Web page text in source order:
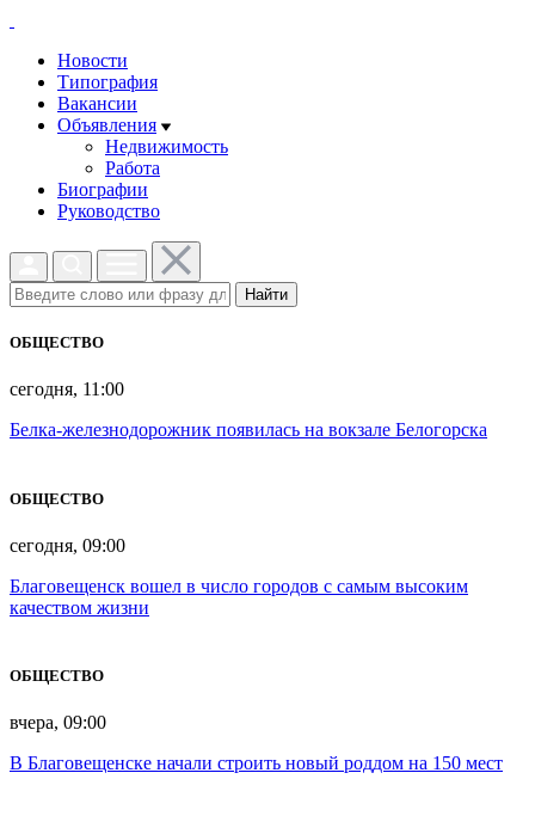
Новости
Типография
Вакансии
Объявления
Недвижимость
Работа
Биографии
Руководство
Найти
ОБЩЕСТВО
сегодня, 11:00
Белка-железнодорожник появилась на вокзале Белогорска
ОБЩЕСТВО
сегодня, 09:00
Благовещенск вошел в число городов с самым высоким
качеством жизни
ОБЩЕСТВО
вчера, 09:00
В Благовещенске начали строить новый роддом на 150 мест